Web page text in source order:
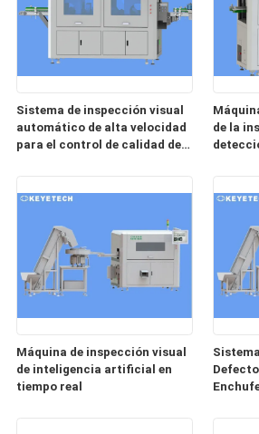
Sistema de inspección visual
automático de alta velocidad
para el control de calidad de
de la
Máquina de inspección visual
de inteligencia artificial en
tiempo real